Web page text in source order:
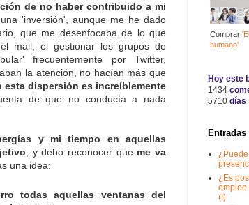
de no haber contribuido a mi
'inversión', aunque me he dado
que me desenfocaba de lo que
mail, el gestionar los grupos de
frecuentemente por Twitter,
la atención, no hacían más que
esta dispersión es increíblemente
de que no conducía a nada
y mi tiempo en aquellas
, y debo reconocer que me va
una idea:
todas aquellas ventanas del
Comprar
humano'
Hoy este
1434
5710 días
¿Es
empleo
(I)